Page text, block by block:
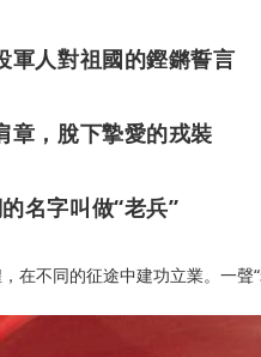
軍人對祖國的鏗鏘誓言
章，脫下摯愛的戎裝
名字叫做“老兵”
不同的征途中建功立業。一聲